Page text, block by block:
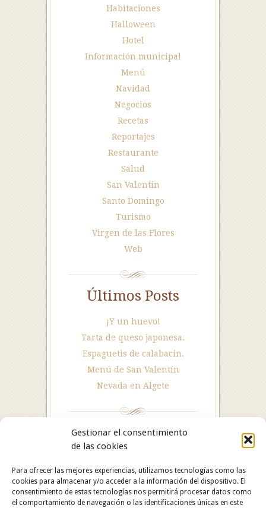
Gestionar el consentimiento
de las cookies
Para ofrecer las mejores experiencias, utilizamos tecnologías como las
cookies para almacenar y/o acceder a la información del dispositivo. El
consentimiento de estas tecnologías nos permitirá procesar datos como
el comportamiento de navegación o las identificaciones únicas en este
Habitaciones
Halloween
Hotel
Información municipal
Menú
Navidad
Negocios
Recetas
Reportajes
Restaurante
Salud
San Valentín
Santo Domingo
Turismo
Virgen de las Flores
Web
Últimos Posts
¡Y un huevo!
Tarta de queso japonesa.
Espaguetis de calabacín.
Menú de San Valentín
Nevada en Algete